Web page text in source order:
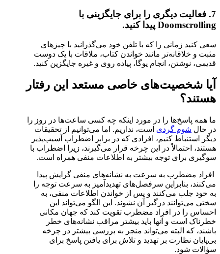
7. فعالیت دیگری را برای جایگزینی با
Doomscrolling پیدا کنید.
سعی کنید زمانی را که با تلفن خود می‌گذرانید با چیزهای
مثبت و خلاقانه‌تر مانند خواندن کتاب، ملاقات با یک دوست
قدیمی، نوشتن، انجام یوگا، پیاده روی و غیره جایگزین کنید.
آیا شخصیت‌های خاصی مستعد این رفتار
هستند؟
ما همه پاسخ‌ها را در مورد اینکه چه کسی ساعت‌ها در روز را
در حال شوم گردی است، نداریم. اما می‌توانیم از تحقیقات
دیگر استنباط کنیم، افرادی که در برابر اضطراب آسیب‌پذیر
هستند، احتمالاً در این چرخه قرار می‌گیرند، زیرا اضطراب با
سوگیری برای توجه بیشتر به اطلاعات منفی همراه است.
افراد مضطرب به سرعت به نشانه‌های منفی گرایش پیدا
می‌کنند، بنابراین سرفصل‌های تهدیدآمیز به سرعت توجه را
به خود جلب می‌کنند و پس از خواندن اطلاعات منفی، به
سختی می‌توانند درگیر آن نشوند. این الگو می‌تواند این
احساس را در افراد مضطرب تقویت کند که جهان مکانی
خطرناک است و آنها باید بیشتر مراقب نشانه‌های خطر
باشند، که البته می‌تواند منجر به بررسی بیشتر در چرخه
بی‌پایان نظارت بر تهدید و تلاش برای یافتن پاسخ برای
سؤالات شود.